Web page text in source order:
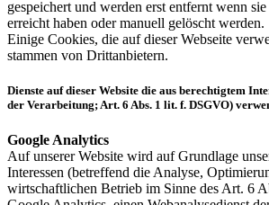
gespeichert und werden erst entfernt wenn
erreicht haben oder manuell gelöscht werden.
Einige Cookies, die auf dieser Webseite
stammen von Drittanbietern.
Dienste auf dieser Website die aus berechtigtem
der Verarbeitung; Art. 6 Abs. 1 lit. f. DSGVO)
Google Analytics
Auf unserer Website wird auf Grundlage
Interessen (betreffend die Analyse,
wirtschaftlichen Betrieb im Sinne des Art. 6